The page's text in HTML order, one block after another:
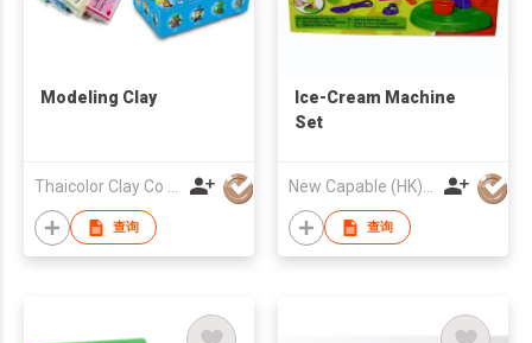
Modeling Clay
查询
Ice-Cream Machine
Set
查询